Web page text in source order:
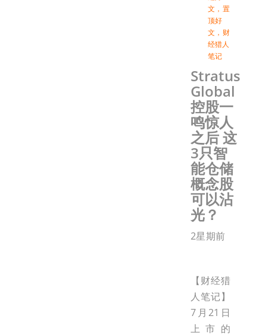
文 ， 置
顶好
文 ， 财
经猎人
笔记
Stratus
Global
控股一
鸣惊人
之后 这
3只智
能仓储
概念股
可以沾
光？
2星期前
【财经猎
人笔记】
7月21日
上市的